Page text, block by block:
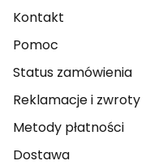
Kontakt
Pomoc
Status zamówienia
Reklamacje i zwroty
Metody płatności
Dostawa